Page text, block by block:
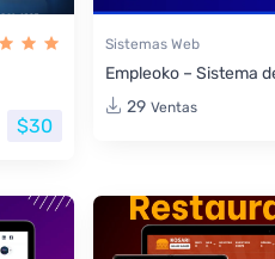
$30
Sistemas Web
Empleoko – Sistema
29 Ventas